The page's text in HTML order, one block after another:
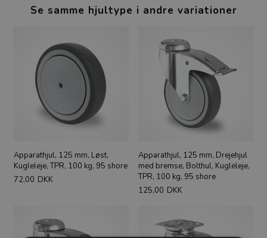
Se samme hjultype i andre variationer
Apparathjul, 125 mm, Løst,
Kugleleje, TPR, 100 kg, 95 shore
72,00 DKK
Apparathjul, 125 mm, Drejehjul
med bremse, Bolthul, Kugleleje,
TPR, 100 kg, 95 shore
125,00 DKK